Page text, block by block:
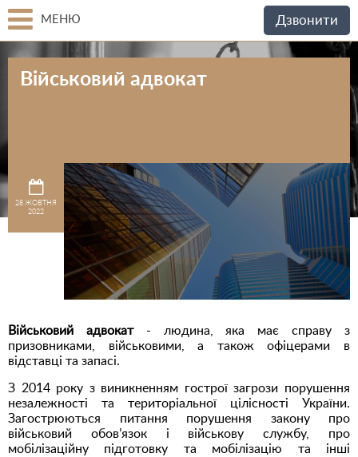
МЕНЮ Дзвонити
Військовий адвокат
28 ЖОВТНЯ
2022
Військовий адвокат - людина, яка має справу з
призовниками, військовими, а також офіцерами в
відставці та запасі.
З 2014 року з виникненням гострої загрози порушення
незалежності та територіальної цілісності України.
Загострюються питання порушення закону про
військовий обов’язок і військову службу, про
мобілізаційну підготовку та мобілізацію та інші